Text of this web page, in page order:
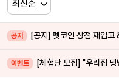
공지 [공지] 펫코인 상점 재입고
이벤트 [체험단 모집] "우리집 댕